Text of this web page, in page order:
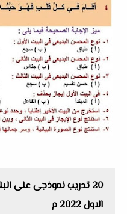
20 تدريب نموذجى على
الاول 2022 م